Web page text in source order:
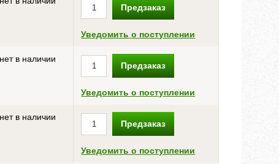
Предзаказ
Уведомить о поступлении
нет в наличии
Предзаказ
Уведомить о поступлении
нет в наличии
Предзаказ
Уведомить о поступлении